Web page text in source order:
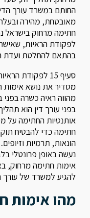
החותם במשרד עורך
מאובטחת, מהירה
לפקודת הראיות,
בהתאם להחלטת ועדת
מסדיר את נושא אימות
מהווה ראיה כשרה
בפני עורך דין הוא
אותנטיות החתימה על
חתימה כדי להבטיח
הונאות, תרמיות
נעשה באופן פרונטלי
אימות חתימה מרחוק,
להגיע למשרד של עורך
מהו אימות